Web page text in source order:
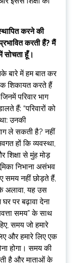
करने की
करती हैं? मैं
सोचता हूँ।
बारे में हम बात कर
शिकायत करते हैं
परिवार भाग
हैं: “परिवारों को
उनकी
ले सकती है? नहीं
हों कि व्यवस्था,
शिक्षा से मुंह मोड़
निभाना असंभव
समय नहीं छोड़ते हैं,
अलावा, यह उस
पर बढ़ावा देना
समय” के साथ
समय जो हमारे
और हमारे लिए एक
होगा। समय की
है और माताओं के